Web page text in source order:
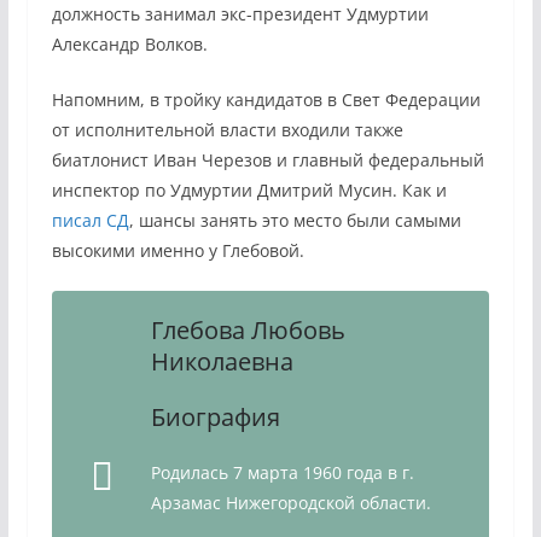
должность занимал экс-президент Удмуртии
Александр Волков.
Напомним, в тройку кандидатов в Свет Федерации
от исполнительной власти входили также
биатлонист Иван Черезов и главный федеральный
инспектор по Удмуртии Дмитрий Мусин. Как и
писал СД, шансы занять это место были самыми
высокими именно у Глебовой.
Глебова Любовь
Николаевна
Биография
Родилась 7 марта 1960 года в г.
Арзамас Нижегородской области.